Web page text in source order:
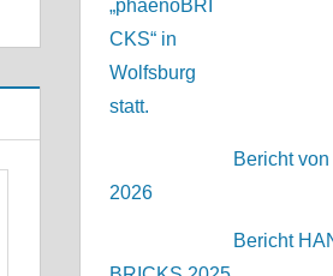
Bericht
2026
Bericht